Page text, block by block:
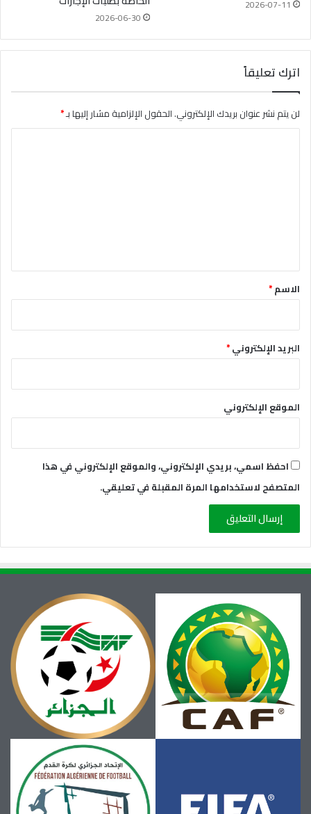
2026-07-11
2026-06-30
اترك تعليقاً
لن يتم نشر عنوان بريدك الإلكتروني.الحقول الإلزامية مشار إليها بـ*
*الاسم*
البريد الإلكتروني*
الموقع الإلكتروني
احفظ اسمي، بريدي الإلكتروني، والموقع الإلكتروني في هذا
المتصفح لاستخدامها المرة المقبلة في تعليقي.